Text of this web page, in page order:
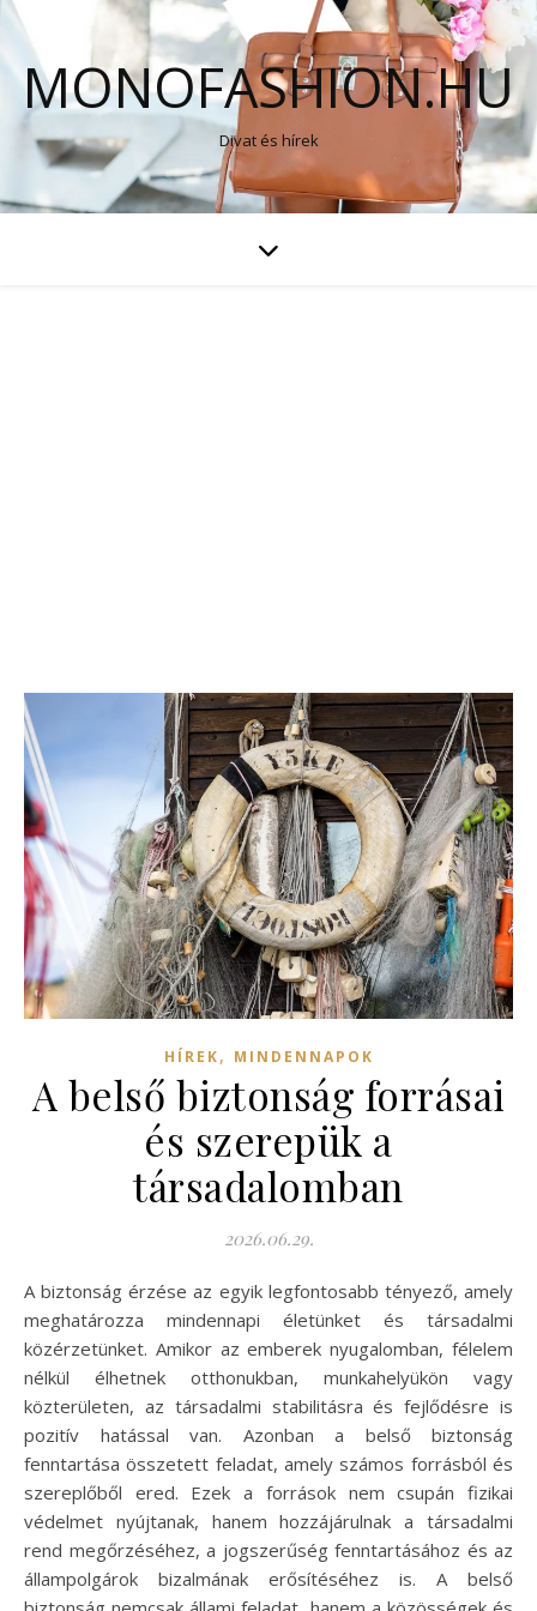
MONOFASHION.HU
Divat és hírek
HÍREK, MINDENNAPOK
A belső biztonság forrásai
és szerepük a
társadalomban
2026.06.29.
A biztonság érzése az egyik legfontosabb tényező, amely
meghatározza mindennapi életünket és társadalmi
közérzetünket. Amikor az emberek nyugalomban, félelem
nélkül élhetnek otthonukban, munkahelyükön vagy
közterületen, az társadalmi stabilitásra és fejlődésre is
pozitív hatással van. Azonban a belső biztonság
fenntartása összetett feladat, amely számos forrásból és
szereplőből ered. Ezek a források nem csupán fizikai
védelmet nyújtanak, hanem hozzájárulnak a társadalmi
rend megőrzéséhez, a jogszerűség fenntartásához és az
állampolgárok bizalmának erősítéséhez is. A belső